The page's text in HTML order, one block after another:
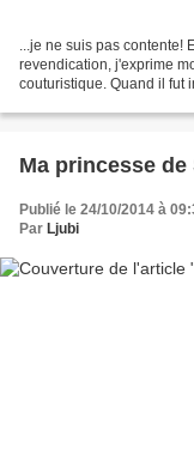
...je ne suis pas contente!
revendication, j'exprime
couturistique. Quand il fut
Ma princesse de
Publié le 24/10/2014 à
Par Ljubi